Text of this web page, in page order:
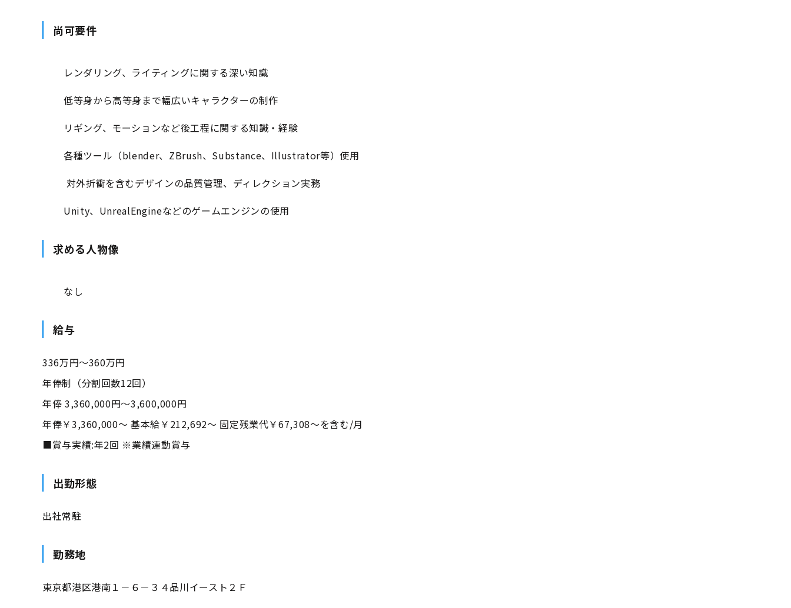
尚可要件
レンダリング、ライティングに関する深い知識
低等身から高等身まで幅広いキャラクターの制作
リギング、モーションなど後工程に関する知識・経験
各種ツール（blender、ZBrush、Substance、Illustrator等）使用
対外折衝を含むデザインの品質管理、ディレクション実務
Unity、UnrealEngineなどのゲームエンジンの使用
求める人物像
なし
給与
336万円～360万円
年俸制（分割回数12回）
年俸 3,360,000円～3,600,000円
年俸￥3,360,000～ 基本給￥212,692～ 固定残業代￥67,308～を含む/月
■賞与実績:年2回 ※業績連動賞与
出勤形態
出社常駐
勤務地
東京都港区港南１－６－３４品川イースト２Ｆ